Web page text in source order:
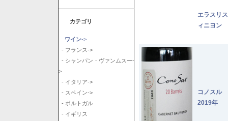
カテゴリ
ワイン->
- フランス->
- シャンパン・ヴァンムスー-
>
- イタリア->
- スペイン->
- ポルトガル
- イギリス
エラスリ
ィニヨン
コノスル
2019年